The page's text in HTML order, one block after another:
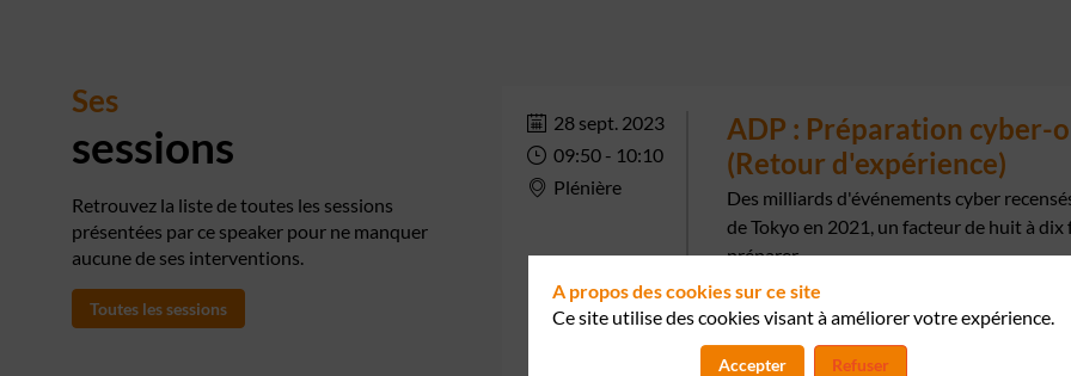
Ses
sessions
Retrouvez la liste de toutes les sessions
présentées par ce speaker pour ne manquer
aucune de ses interventions.
Toutes les sessions
28 sept. 2023
09:50 - 10:10
Plénière
ADP : Préparation cyber-
(Retour d'expérience)
Des milliards d'événements cyber
de Tokyo en 2021, un facteur de huit à
préparer...
EV
Eric
GROUPE ADP
RSSI
A propos des cookies sur ce site
Ce site utilise des cookies visant à améliorer votre expérience.
Accepter Refuser